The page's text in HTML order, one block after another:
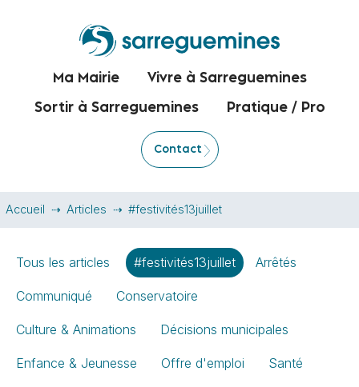
Ma Mairie Vivre à Sarreguemines
Sortir à Sarreguemines Pratique / Pro
Contact
Accueil Articles #festivités13juillet
Tous les articles #festivités13juillet Arrêtés
Communiqué Conservatoire
Culture & Animations Décisions municipales
Enfance & Jeunesse Offre d'emploi Santé